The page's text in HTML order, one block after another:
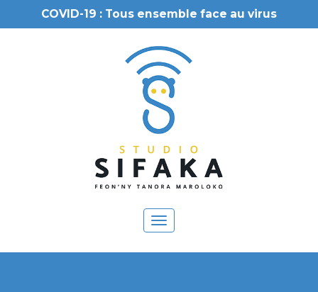
COVID-19 : Tous ensemble face au virus
Toggle
navigation